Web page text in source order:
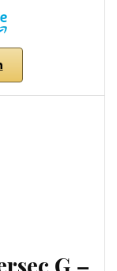
G –